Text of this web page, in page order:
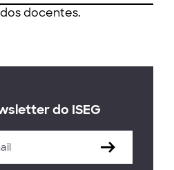
docentes.
do ISEG